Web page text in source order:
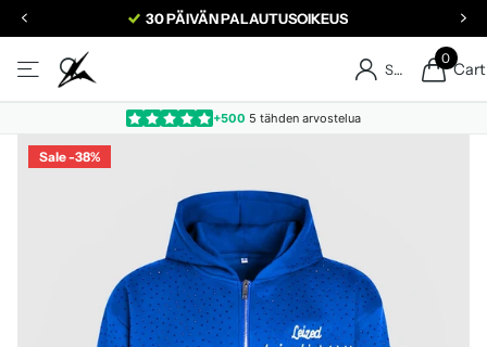
30 PÄIVÄN PALAUTUSOIKEUS
Sign in
0
Cart
+500 5 tähden arvostelua
Sale -38%